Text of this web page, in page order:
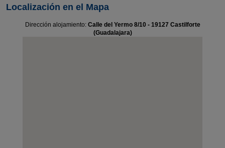
Localización en el Mapa
Dirección alojamiento: Calle del Yermo 8/10 - 19127 Castilforte
(Guadalajara)